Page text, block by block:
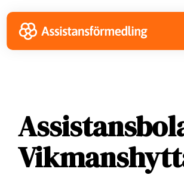
to
primary
navigation
to
main
content
to
footer